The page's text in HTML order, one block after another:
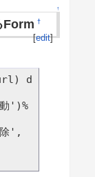
↑
Form †
[edit]
d